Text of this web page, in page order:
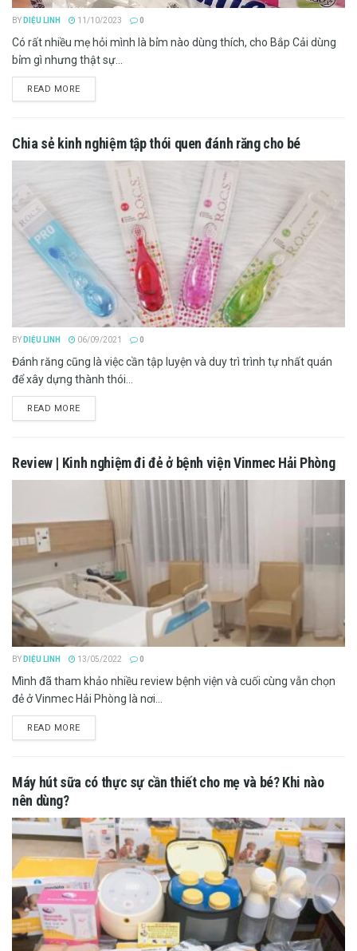
BY DIỆU LINH 11/10/2023 0
Có rất nhiều mẹ hỏi mình là bỉm nào dùng thích, cho Bắp Cải dùng
bỉm gì nhưng thật sự...
READ MOREDETAILS
Chia sẻ kinh nghiệm tập thói quen đánh răng cho bé
BY DIỆU LINH 06/09/2021 0
Đánh răng cũng là việc cần tập luyện và duy trì trình tự nhất quán
để xây dựng thành thói...
READ MOREDETAILS
Review | Kinh nghiệm đi đẻ ở bệnh viện Vinmec Hải Phòng
BY DIỆU LINH 13/05/2022 0
Mình đã tham khảo nhiều review bệnh viện và cuối cùng vẫn chọn
đẻ ở Vinmec Hải Phòng là nơi...
READ MOREDETAILS
Máy hút sữa có thực sự cần thiết cho mẹ và bé? Khi nào
nên dùng?